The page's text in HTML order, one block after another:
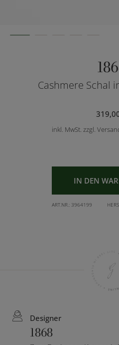
Cashmere Schal
inkl. MwSt. zzgl.
IN DEN
ART.NR.: 3964199
Designer
1868